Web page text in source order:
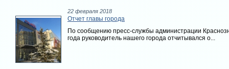
22 февраля 2018
Отчет главы города
По сообщению пресс-службы администрации
года руководитель нашего города отчитывался о...